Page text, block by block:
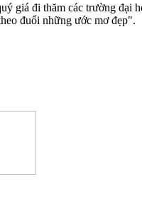
giá đi thăm các trường
đuổi những ước mơ đẹp".